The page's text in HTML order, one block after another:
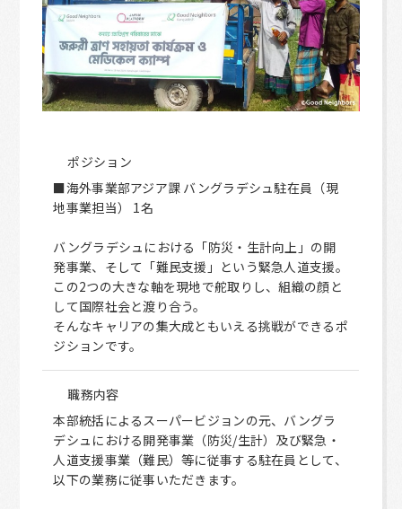
ポジション
■海外事業部アジア課 バングラデシュ駐在員（現
地事業担当） 1名
バングラデシュにおける「防災・生計向上」の開
発事業、そして「難民支援」という緊急人道支援。
この2つの大きな軸を現地で舵取りし、組織の顔と
して国際社会と渡り合う。
そんなキャリアの集大成ともいえる挑戦ができるポ
ジションです。
職務内容
本部統括によるスーパービジョンの元、バングラ
デシュにおける開発事業（防災/生計）及び緊急・
人道支援事業（難民）等に従事する駐在員として、
以下の業務に従事いただきます。